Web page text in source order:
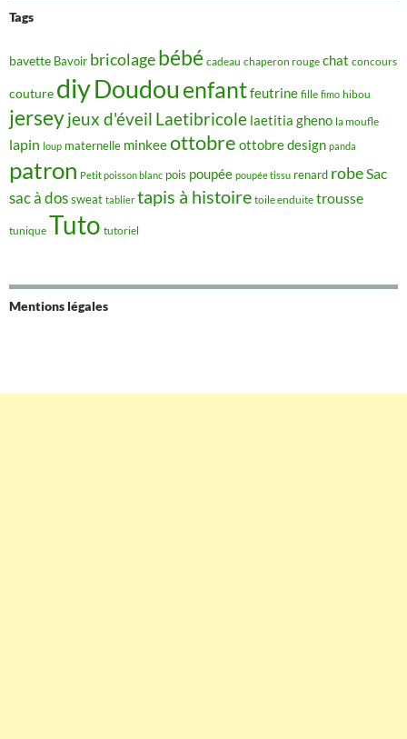
Tags
bavette Bavoir bricolagebébé cadeau chaperon rouge chat concours
couture diyDoudou enfantfeutrine fille fimo hibou
jerseyjeux d'éveil Laetibricole laetitia gheno la moufle
lapin loup maternelle minkeeottobre ottobre design panda
patron Petit poisson blanc pois poupée poupée tissu renard robeSac
sac à dossweat tablier tapis à histoire toile enduite trousse
tunique Tuto tutoriel
Mentions légales